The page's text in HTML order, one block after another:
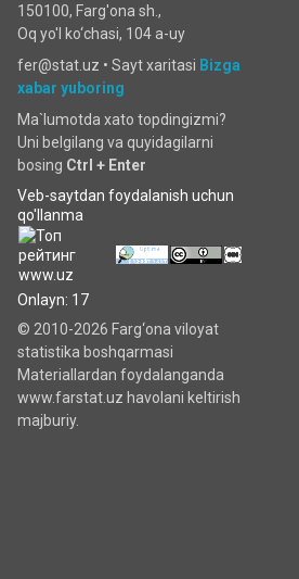
150100, Farg'ona sh.,
Oq yo'l ko‘chаsi, 104 a-uy
fer@stat.uz • Sayt xaritasi Bizga
xabar yuboring
Ma`lumotda xato topdingizmi?
Uni belgilang va quyidagilarni
bosing Ctrl + Enter
Veb-saytdan foydalanish uchun
qo'llanma
Onlayn: 17
© 2010-2026 Farg‘ona viloyat
statistika boshqarmasi
Materiallardan foydalanganda
www.farstat.uz havolani keltirish
majburiy.